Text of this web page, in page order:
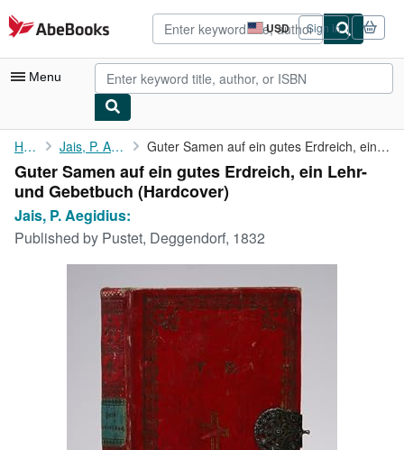
Skip to main content
AbeBooks.com USD
Site
shopping
preferences
Sign in
Menu
My Account
My Purchases
Advanced Search
Browse Collections
Art & Collectibles
Home Jais, P. Aegidius: Guter Samen auf ein gutes Erdreich, ein Lehr- und Gebetbuch
Guter Samen auf ein gutes Erdreich, ein Lehr-
und Gebetbuch (Hardcover)
Jais, P. Aegidius:
Published by Pustet, Deggendorf, 1832